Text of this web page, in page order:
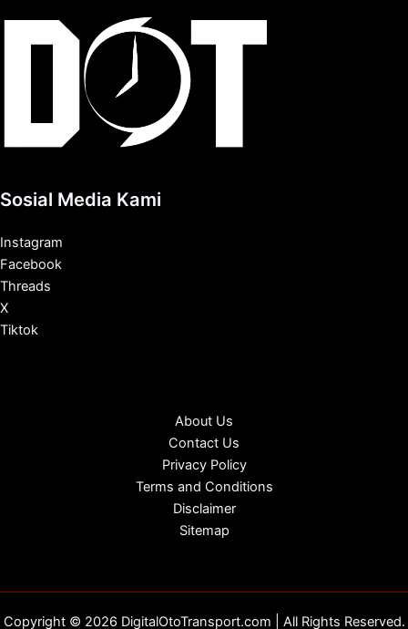
Sosial Media Kami
Instagram
Facebook
Threads
X
Tiktok
About Us
Contact Us
Privacy Policy
Terms and Conditions
Disclaimer
Sitemap
Copyright © 2026 DigitalOtoTransport.com | All Rights Reserved.